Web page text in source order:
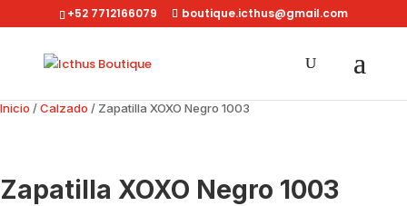
+52 7712166079 boutique.icthus@gmail.com
Inicio /Calzado / Zapatilla XOXO Negro 1003
Zapatilla XOXO Negro 1003